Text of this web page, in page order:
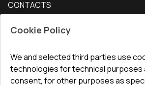
Interior doors
How to measure windows
For companies, cooperation
Conditions for returning goods
Guarantee
CONTACTS
undefined(undefined)
info@toptechnik.com.pl
Cookie Policy
We and selected third parties use
technologies for technical purposes
consent, for other purposes as